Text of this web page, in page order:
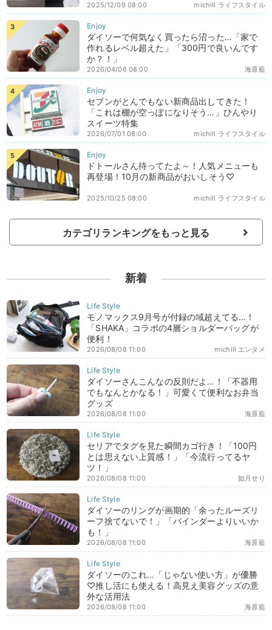
michill ライフスタイル
2025/12/09 08:00
ダイソーで何気なく買ったら沼った…「家で
作れるレベル超えた」「300円で良いんです
か？！」
海原藍
2026/04/06 08:00
セブンがとんでもない新商品出してきた！
「これは棚が空っぽになりそう…」ひんやり
スイーツ特集
michill ライフスタイル
2026/07/01 08:00
ドトールさん待ってたよ～！人気メニューも
再登場！10月の新商品がおいしそう♡
michill ライフスタイル
2025/10/25 08:00
カテゴリランキングをもっと見る
新着
モノマックス9月号が付録の域超えてる…！
「SHAKA」コラボの4層ショルダーバッグが
便利！
michill エンタメ
2026/08/08 11:00
ダイソーさんこんなの反則だよ…！「不器用
でもなんとかなる！」可愛くて便利なお弁当
グッズ
海原藍
2026/08/08 11:00
セリアでタグを見た瞬間カゴ行き！「100円
とは思えない上質感！」「今流行ってるヤ
ツ！」
如月せり
2026/08/08 11:00
ダイソーのリングが画期的「余ったルーズリ
ーフ捨てないで！」「バインダーよりいいか
も！」
海原藍
2026/08/08 11:00
ダイソーのこれ…「じゃない使い方」が優勝
♡推し活にも使える！高見え美容グッズの意
外な活用法
海原藍
2026/08/08 11:00